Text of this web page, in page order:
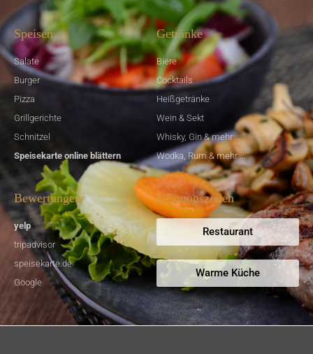
Speisen
Salate
Burger
Pizza
Grillgerichte
Schnitzel
Speisekarte online blättern
Getränke
Biere
Cocktails
Heißgetränke
Wein & Sekt
Whisky, Gin & mehr ...
Wodka, Rum & mehr ...
Bewertungen
yelp
tripadvisor
speisekarte.de
Google
Öffnungszeiten
Restaurant
Warme Küche